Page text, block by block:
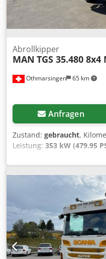
Othmarsingen 65 km
Abrollkipper
MAN TGS 35.480
Anfragen
Zustand: gebraucht,
Leistung: 353 kW (479.95
,
Retarder, Getriebetyp:
Euro6, Ausstattung:
Haken 26T Chjdpfx Ahsy